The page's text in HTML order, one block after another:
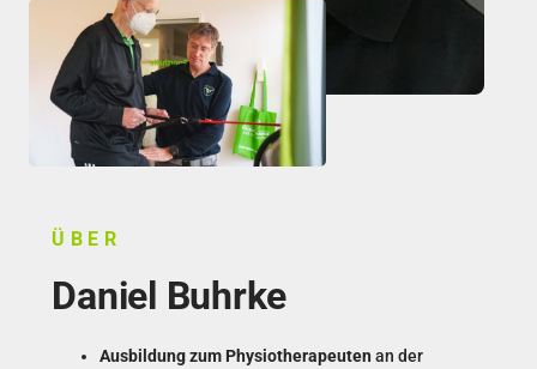
ÜBER
Daniel Buhrke
Ausbildung zum Physiotherapeutenan der